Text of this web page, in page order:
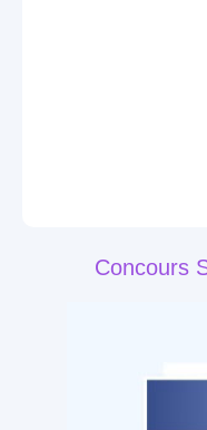
Concours